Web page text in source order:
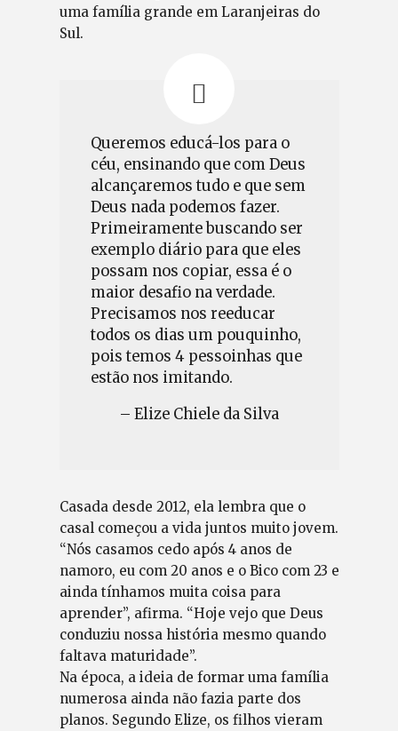
uma família grande em Laranjeiras do
Sul.
Queremos educá-los para o
céu, ensinando que com Deus
alcançaremos tudo e que sem
Deus nada podemos fazer.
Primeiramente buscando ser
exemplo diário para que eles
possam nos copiar, essa é o
maior desafio na verdade.
Precisamos nos reeducar
todos os dias um pouquinho,
pois temos 4 pessoinhas que
estão nos imitando.
– Elize Chiele da Silva
Casada desde 2012, ela lembra que o
casal começou a vida juntos muito jovem.
“Nós casamos cedo após 4 anos de
namoro, eu com 20 anos e o Bico com 23 e
ainda tínhamos muita coisa para
aprender”, afirma. “Hoje vejo que Deus
conduziu nossa história mesmo quando
faltava maturidade”.
Na época, a ideia de formar uma família
numerosa ainda não fazia parte dos
planos. Segundo Elize, os filhos vieram